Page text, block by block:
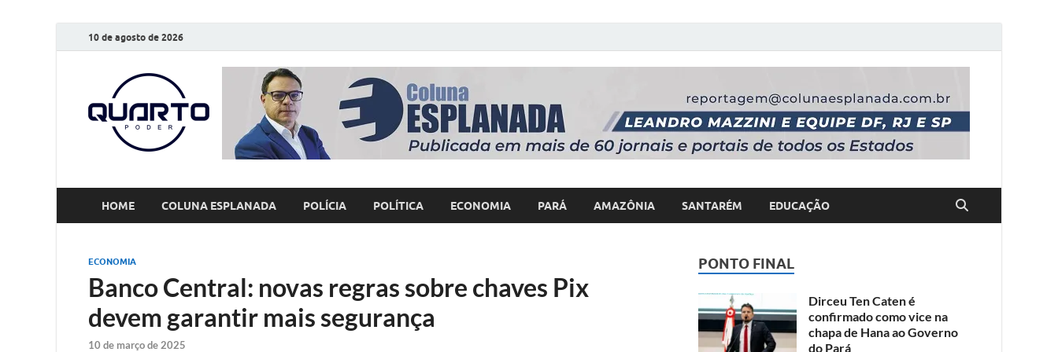
10 de agosto de 2026
O Quarto Poder
Notícias todos os dias
HOME COLUNA ESPLANADA POLÍCIA POLÍTICA ECONOMIA PARÁ AMAZÔNIA SANTARÉM EDUCAÇÃO
ECONOMIA
Banco Central: novas regras sobre chaves Pix
devem garantir mais segurança
10 de março de 2025
PONTO FINAL
Dirceu Ten Caten é
confirmado como vice na
chapa de Hana ao Governo
do Pará